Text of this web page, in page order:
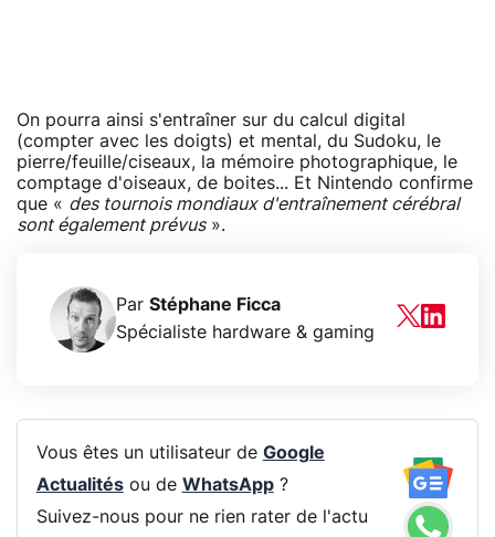
On pourra ainsi s'entraîner sur du calcul digital
(compter avec les doigts) et mental, du Sudoku, le
pierre/feuille/ciseaux, la mémoire photographique, le
comptage d'oiseaux, de boites... Et Nintendo confirme
que « des tournois mondiaux d'entraînement cérébral
sont également prévus».
Par Stéphane Ficca
Spécialiste hardware & gaming
Vous êtes un utilisateur de Google
Actualitésou de WhatsApp?
Suivez-nous pour ne rien rater de l'actu